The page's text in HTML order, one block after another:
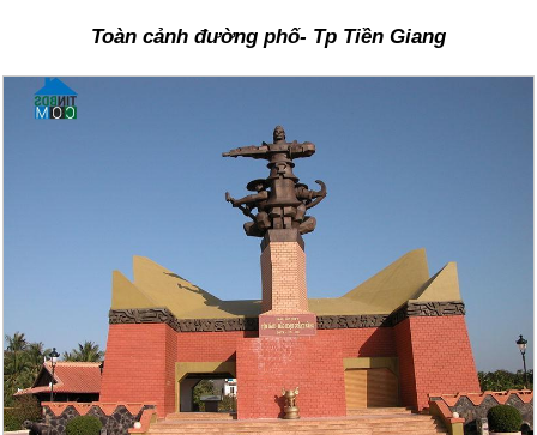
Toàn cảnh đường phố- Tp Tiền Giang